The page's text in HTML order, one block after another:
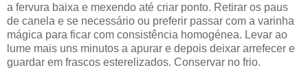
a fervura baixa e mexendo até criar ponto. Retirar os paus
de canela e se necessário ou preferir passar com a varinha
mágica para ficar com consistência homogénea. Levar ao
lume mais uns minutos a apurar e depois deixar arrefecer e
guardar em frascos esterelizados. Conservar no frio.